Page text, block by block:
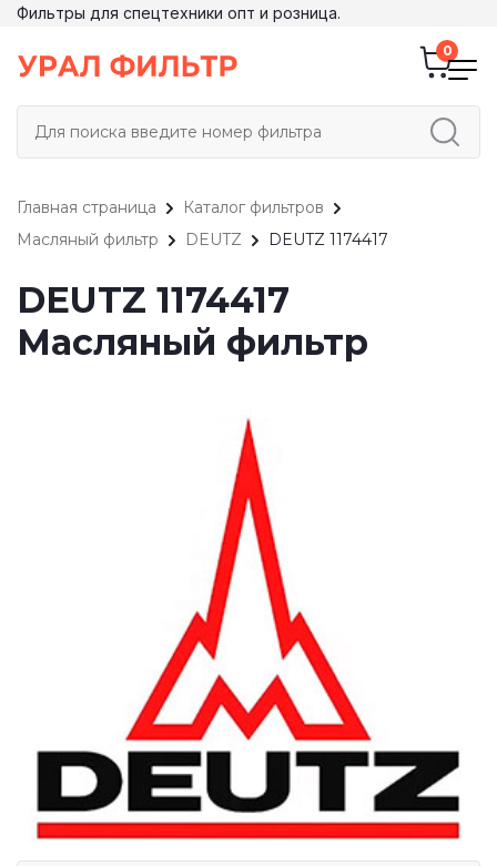
Фильтры для спецтехники опт и розница.
Главная страница
Каталог фильтров
Масляный фильтр
DEUTZ DEUTZ 1174417
DEUTZ 1174417
Масляный фильтр